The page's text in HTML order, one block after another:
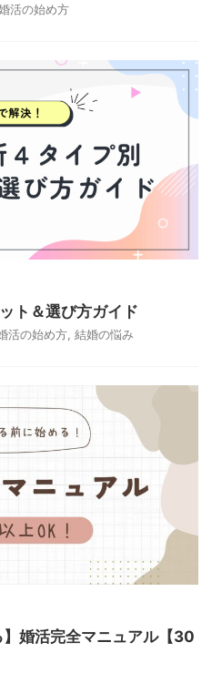
活の始め方
ト＆選び方ガイド
活の始め方 結婚の悩み
】婚活完全マニュアル【30